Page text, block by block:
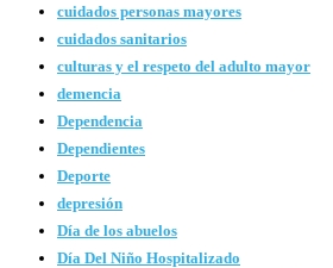
cuidados personas mayores
cuidados sanitarios
culturas y el respeto del adulto mayor
demencia
Dependencia
Dependientes
Deporte
depresión
Día de los abuelos
Día Del Niño Hospitalizado